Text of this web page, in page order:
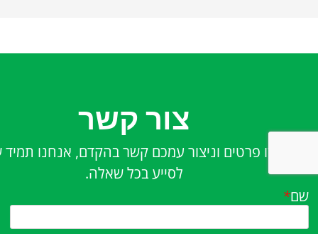
צור קשר
השאירו פרטים וניצור עמכם קשר בהקדם, אנחנו
לסייע בכל שאלה.
שם*